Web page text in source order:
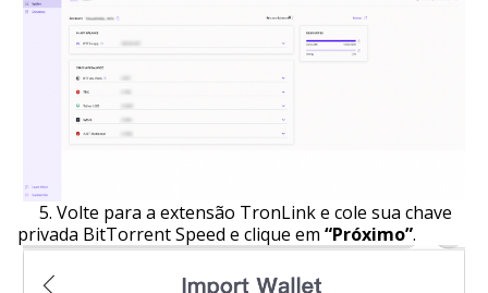
5. Volte para a extensão TronLink e cole sua chave
privada BitTorrent Speed e clique em “Próximo”.